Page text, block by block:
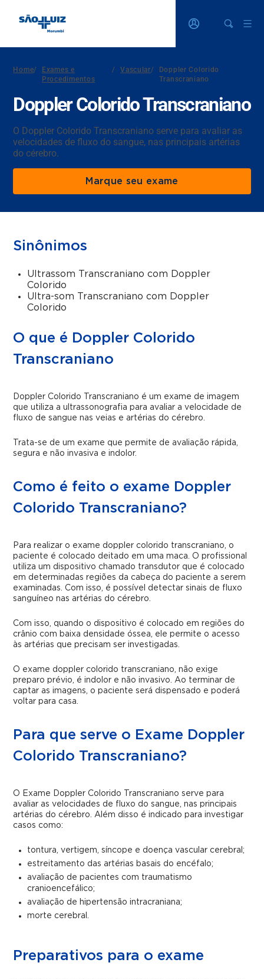
Home/
Exames e
Procedimentos
/ Vascular/
Doppler Colorido
Transcraniano
Doppler Colorido Transcraniano
O Doppler Colorido Transcraniano serve para avaliar as
velocidades de fluxo do sangue, nas principais artérias
do cérebro.
Marque seu exame
Sinônimos
Ultrassom Transcraniano com Doppler
Colorido
Ultra-som Transcraniano com Doppler
Colorido
O que é Doppler Colorido
Transcraniano
Doppler Colorido Transcraniano é um exame de imagem
que utiliza a ultrassonografia para avaliar a velocidade de
fluxo de sangue nas veias e artérias do cérebro.
Trata-se de um exame que permite de avaliação rápida,
segura e não invasiva e indolor.
Como é feito o exame Doppler
Colorido Transcraniano?
Para realizar o exame doppler colorido transcraniano, o
paciente é colocado deitado em uma maca. O profissional
utiliza um dispositivo chamado transdutor que é colocado
em determinadas regiões da cabeça do paciente a serem
examinadas. Com isso, é possível detectar sinais de fluxo
sanguíneo nas artérias do cérebro.
Com isso, quando o dispositivo é colocado em regiões do
crânio com baixa densidade óssea, ele permite o acesso
às artérias que precisam ser investigadas.
O exame doppler colorido transcraniano, não exige
preparo prévio, é indolor e não invasivo. Ao terminar de
captar as imagens, o paciente será dispensado e poderá
voltar para casa.
Para que serve o Exame Doppler
Colorido Transcraniano?
O Exame Doppler Colorido Transcraniano serve para
avaliar as velocidades de fluxo do sangue, nas principais
artérias do cérebro. Além disso é indicado para investigar
casos como:
tontura, vertigem, síncope e doença vascular cerebral;
estreitamento das artérias basais do encéfalo;
avaliação de pacientes com traumatismo
cranioencefálico;
avaliação de hipertensão intracraniana;
morte cerebral.
Preparativos para o exame